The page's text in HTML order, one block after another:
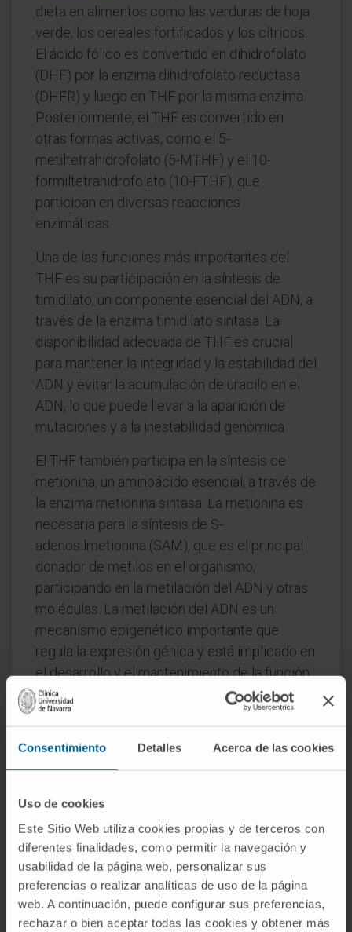
Consentimiento Detalles Acerca de las cookies
Uso de cookies
Este Sitio Web utiliza cookies propias y de terceros con
diferentes finalidades, como permitir la navegación y
usabilidad de la página web, personalizar sus
preferencias o realizar analíticas de uso de la página
web. A continuación, puede configurar sus preferencias,
rechazar o bien aceptar todas las cookies y obtener más
dieta en alimentos como las verduras de hoja
verde, los cereales fortificados y los cítricos.
El ácido fólico es convertido en dihidrofolato
(DHF) por la enzima dihidrofolato reductasa
(DHFR) y luego en THF por la misma enzima.
Posteriormente, el THF es convertido en
otras formas activas, como el 5-
metiltetrahidrofolato (5-MTHF) y el 10-
formiltetrahidrofolato (10-FTHF), que
participan en diversas reacciones
enzimáticas.
Una de las funciones más importantes del
THF es su participación en la síntesis de
timidilato, un componente esencial del ADN, a
través de la enzima timidilato sintasa. La
disponibilidad adecuada de THF es crucial
para mantener la integridad y la estabilidad del
ADN y evitar la acumulación de uracilo en el
ADN, lo que puede llevar a la aparición de
mutaciones y a la inestabilidad genómica.
El THF también participa en la síntesis de
metionina, un aminoácido esencial, a través de
la enzima metionina sintasa. La metionina es
necesaria para la síntesis de S-
adenosilmetionina (SAM), que es el principal
donador de metilos en el organismo,
participando en la metilación del ADN y otras
moléculas. La metilación del ADN es un
mecanismo epigenético importante que
regula la expresión génica y está implicado en
el desarrollo y el mantenimiento de la función
celular.
La deficiencia de ácido fólico y, por lo tanto,
de THF puede conducir a una variedad de
trastornos, incluyendo la anemia
presencia de eritrocitos anormalmente
grandes y la alteración de la función de la
médula ósea. La deficiencia de ácido fólico
también se ha asociado con un mayor riesgo
de defectos del tubo neural en el feto durante
el embarazo, lo que ha llevado a la